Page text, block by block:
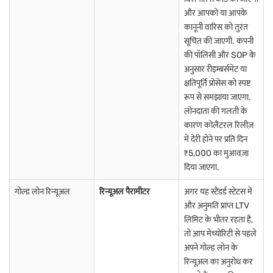
उद्देश्यों के लिए एक विश्वसनीय विकल्प बनाता है. हॉलमार्क गोल्ड खरीदकर, खरीदार
मेटल की संरचना और वैल्यू से संबंधित अनिश्चितताओं से बच सकते हैं. बजाज फाइनेंस
जैसे संस्थान BIS हॉलमार्क गोल्ड से संबंधित ट्रांज़ैक्शन को सपोर्ट करते हैं, जो क्वालिटी
का अतिरिक्त आश्वासन प्रदान करते हैं. चाहे यह व्यक्तिगत सजावट या फाइनेंशियल
सुरक्षा के लिए हो, हॉलमार्क किया गया सोना पारदर्शिता और विश्वास प्रदान करता है.
पतनमतिट्टा में सोने के भाव को प्रभावित करने वाले कारक
पतनमतिट्टा में सोने की कीमत वैश्विक और स्थानीय प्रभावों के मिश्रण के कारण नियमित
रूप से बदलती रहती है. कीमत को प्रभावित करने वाले प्रमुख कारक इस प्रकार हैं:
भारत अपने अधिकांश सोने को आयात करता है और
दुनिया भर में होने वाले सोने के उतार-चढ़ाव का सीधा असर उन पर पड़ता है.
भारतीय रुपये अपने US डॉलर के मुकाबले कमजोर हो
जाते हैं, तो सोना स्थानीय रूप से अधिक महंगा हो जाता है.
स्थानिक मांग:पत्थनमथिट्टा में त्योहारों, शादी और विशेष अवसरों के दौरान ज़्यादा
सरकारी शुल्क और टैक्स आपके द्वारा भुगतान की जाने वाली
लोग आर्थिक अनिश्चितता, अधिक गोल्ड में निवेश
और आपको या आपके
कानूनी वारिस को तुरंत
सूचित की जाएगी. कंपनी
की पॉलिसी और SOP के
अनुसार रीइम्बर्समेंट या
क्षतिपूर्ति प्रोसेस को स्पष्ट
रूप से समझाया जाएगा.
लोनदाता की गलती के
कारण कोलैटरल रिलीज़
में देरी होने पर प्रति दिन
₹5,000 का मुआवज़ा
दिया जाएगा.
गोल्ड लोन रिन्यूअल रिन्यूअल पैरामीटर
अगर यह स्टैंडर्ड स्टेटस में
और अनुमति प्राप्त LTV
लिमिट के भीतर रहता है,
तो आप मेच्योरिटी से पहले
अपने गोल्ड लोन के
रिन्यूअल का अनुरोध कर